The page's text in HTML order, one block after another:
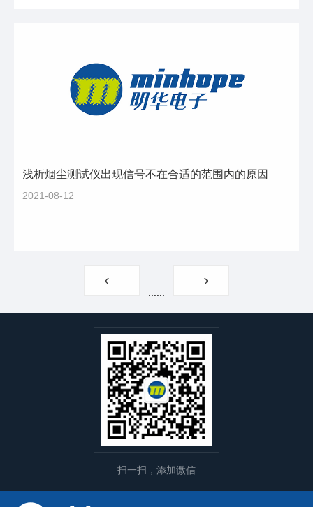
浅析烟尘测试仪出现信号不在合适的范围内的原因
2021-08-12
扫一扫，添加微信